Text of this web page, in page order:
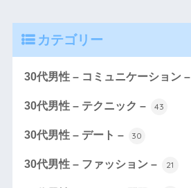
カテゴリー
30代男性 – コミュニケーション –
30代男性 – テクニック – 43
30代男性 – デート – 30
30代男性 – ファッション – 21